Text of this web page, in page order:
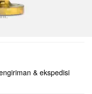
& ekspedisi